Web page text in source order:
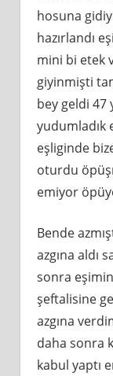
hosuna
hazırlandı
mini bi etek
giyinmişti
bey geldi 47
yudumladık
eşliginde
oturdu
emiyor
Bende
azgına aldı
sonra eşimin
şeftalisine
azgına
daha sonra
kabul yaptı